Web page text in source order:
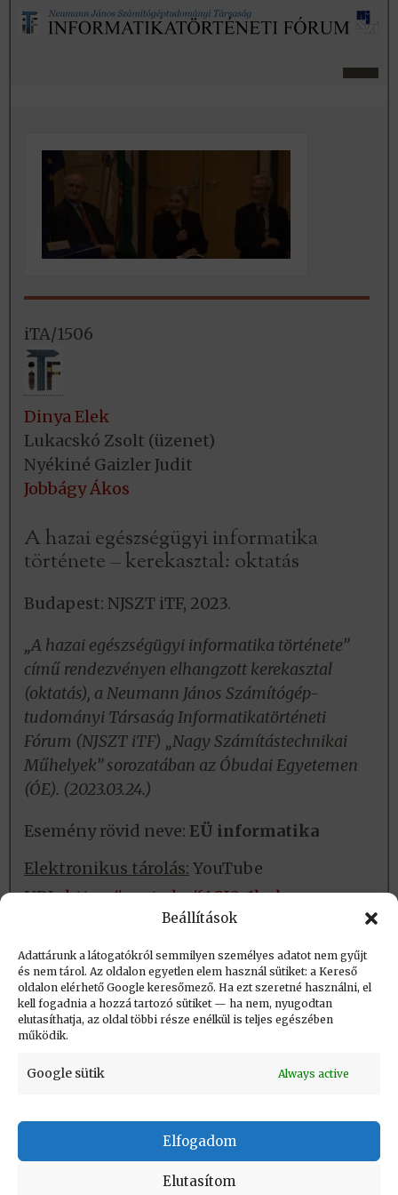
Beállítások
Adattárunk a látogatókról semmilyen személyes adatot nem gyűjt
és nem tárol. Az oldalon egyetlen elem használ sütiket: a Kereső
oldalon elérhető Google keresőmező. Ha ezt szeretné használni, el
kell fogadnia a hozzá tartozó sütiket — ha nem, nyugodtan
elutasíthatja, az oldal többi része enélkül is teljes egészében
működik.
Google sütik Always active
Elfogadom
Elutasítom
iTA/1506
Dinya Elek
Lukacskó Zsolt (üzenet)
Nyékiné Gaizler Judit
Jobbágy Ákos
A hazai egészségügyi informatika
története – kerekasztal: oktatás
Budapest: NJSZT iTF, 2023.
„A hazai egészségügyi informatika története”
című rendezvényen elhangzott kerekasztal
(oktatás), a Neumann János Számítógép-
tudományi Társaság Informatikatörténeti
Fórum (NJSZT iTF) „Nagy Számítástechnikai
Műhelyek” sorozatában az Óbudai Egyetemen
(ÓE). (2023.03.24.)
Esemény rövid neve: EÜ informatika
Elektronikus tárolás: YouTube
URL:https://youtu.be/fASI0-1bnbc
Létrehozva: 2023.05.04. 12:47
Utolsó módosítás: 2026.05.19. 10:43
Impresszum
Adatvédelmi tájékoztató